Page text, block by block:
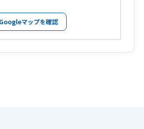
Googleマップを確認